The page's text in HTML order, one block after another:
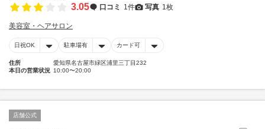
3.05 口コミ 1件 写真 1枚
美容室・ヘアサロン
日祝OK 駐車場有 カード可
住所
愛知県名古屋市緑区浦里三丁目232
本日の営業状況 10:00〜20:00
店舗公式